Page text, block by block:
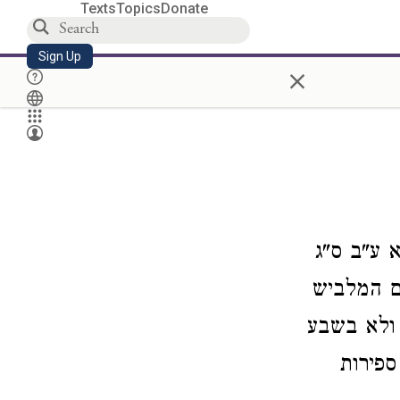
TextsTopicsDonate
Sign Up ×
ע"ב ס"ג
המלביש
ולא בשבע